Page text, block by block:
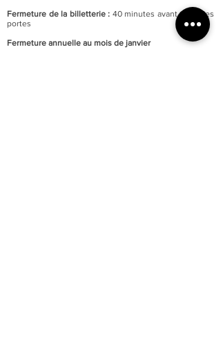
Fermeture de la billetterie : 40 minutes avant celle des
portes
Fermeture annuelle au mois de janvier